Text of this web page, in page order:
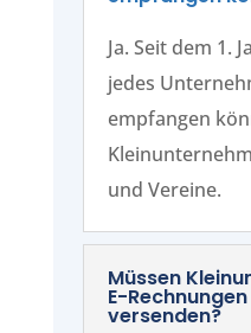
Ja. Seit dem 1.
jedes
empfangen
und Vereine.
Müssen
E-Rechnungen
versenden?